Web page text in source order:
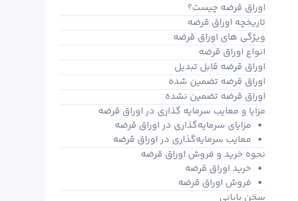
اوراق قرضه چیست؟
تاریخچه اوراق قرضه
ویژگی های اوراق قرضه
انواع اوراق قرضه
اوراق قرضه قابل تبدیل
اوراق قرضه تضمین شده
اوراق قرضه تضمین نشده
مزایا و معایب سرمایه گذاری در اوراق قرضه
مزایای سرمایه‌گذاری در اوراق قرضه
معایب سرمایه‌گذاری در اوراق قرضه
نحوه خرید و فروش اوراق قرضه
خرید اوراق قرضه
فروش اوراق قرضه
سخن پایانی